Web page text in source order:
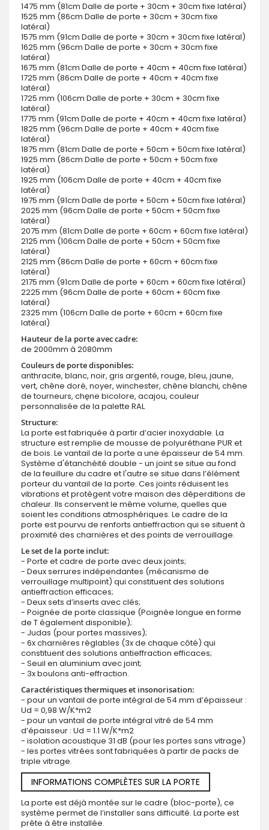
1475 mm (81cm Dalle de porte + 30cm + 30cm fixe latéral)
1525 mm (86cm Dalle de porte + 30cm + 30cm fixe
latéral)
1575 mm (91cm Dalle de porte + 30cm + 30cm fixe latéral)
1625 mm (96cm Dalle de porte + 30cm + 30cm fixe
latéral)
1675 mm (81cm Dalle de porte + 40cm + 40cm fixe latéral)
1725 mm (86cm Dalle de porte + 40cm + 40cm fixe
latéral)
1725 mm (106cm Dalle de porte + 30cm + 30cm fixe
latéral)
1775 mm (91cm Dalle de porte + 40cm + 40cm fixe latéral)
1825 mm (96cm Dalle de porte + 40cm + 40cm fixe
latéral)
1875 mm (81cm Dalle de porte + 50cm + 50cm fixe latéral)
1925 mm (86cm Dalle de porte + 50cm + 50cm fixe
latéral)
1925 mm (106cm Dalle de porte + 40cm + 40cm fixe
latéral)
1975 mm (91cm Dalle de porte + 50cm + 50cm fixe latéral)
2025 mm (96cm Dalle de porte + 50cm + 50cm fixe
latéral)
2075 mm (81cm Dalle de porte + 60cm + 60cm fixe latéral)
2125 mm (106cm Dalle de porte + 50cm + 50cm fixe
latéral)
2125 mm (86cm Dalle de porte + 60cm + 60cm fixe
latéral)
2175 mm (91cm Dalle de porte + 60cm + 60cm fixe latéral)
2225 mm (96cm Dalle de porte + 60cm + 60cm fixe
latéral)
2325 mm (106cm Dalle de porte + 60cm + 60cm fixe
latéral)
Hauteur de la porte avec cadre:
de 2000mm à 2080mm
Couleurs de porte disponibles:
anthracite, blanc, noir, gris argenté, rouge, bleu, jaune,
vert, chêne doré, noyer, winchester, chêne blanchi, chêne
de tourneurs, chęne bicolore, acajou, couleur
personnalisée de la palette RAL
Structure:
La porte est fabriquée à partir d’acier inoxydable. La
structure est remplie de mousse de polyuréthane PUR et
de bois. Le vantail de la porte a une épaisseur de 54 mm.
Système d'étanchéité double - un joint se situe au fond
de la feuillure du cadre et l'autre se situe dans l’élément
porteur du vantail de la porte. Ces joints réduisent les
vibrations et protègent votre maison des déperditions de
chaleur. Ils conservent le même volume, quelles que
soient les conditions atmosphériques. Le cadre de la
porte est pourvu de renforts antieffraction qui se situent à
proximité des charnières et des points de verrouillage.
Le set de la porte inclut:
- Porte et cadre de porte avec deux joints;
- Deux serrures indépendantes (mécanisme de
verrouillage multipoint) qui constituent des solutions
antieffraction efficaces;
- Deux sets d’inserts avec clés;
- Poignée de porte classique (Poignée longue en forme
de T également disponible);
- Judas (pour portes massives);
- 6x charnières réglables (3x de chaque côté) qui
constituent des solutions antieffraction efficaces;
- Seuil en aluminium avec joint;
- 3x boulons anti-effraction.
Caractéristiques thermiques et insonorisation:
- pour un vantail de porte intégral de 54 mm d’épaisseur :
Ud = 0,98 W/K*m2
- pour un vantail de porte intégral vitré de 54 mm
d’épaisseur : Ud = 1.1 W/K*m2
- isolation acoustique 31 dB (pour les portes sans vitrage)
- les portes vitrées sont fabriquées à partir de packs de
triple vitrage.
INFORMATIONS COMPLÈTES SUR LA PORTE
La porte est déjà montée sur le cadre (bloc-porte), ce
système permet de l’installer sans difficulté. La porte est
prête à être installée.